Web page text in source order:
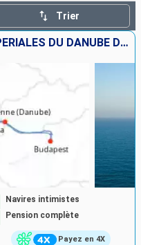
Trier
CROISIÈRE CAPITALES IMPÉRIALES DU DANUBE DE BUDAPEST À MUNICH
Payez en 4X
Navires intimistes
Pension complète